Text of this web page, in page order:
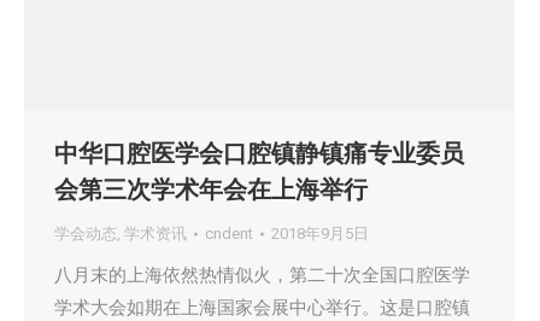
中华口腔医学会口腔镇静镇痛专业委员
会第三次学术年会在上海举行
学会动态, 学术资讯 cndent 2018年9月5日
八月末的上海依然热情似火，第二十次全国口腔医学
学术大会如期在上海国家会展中心举行。这是口腔镇